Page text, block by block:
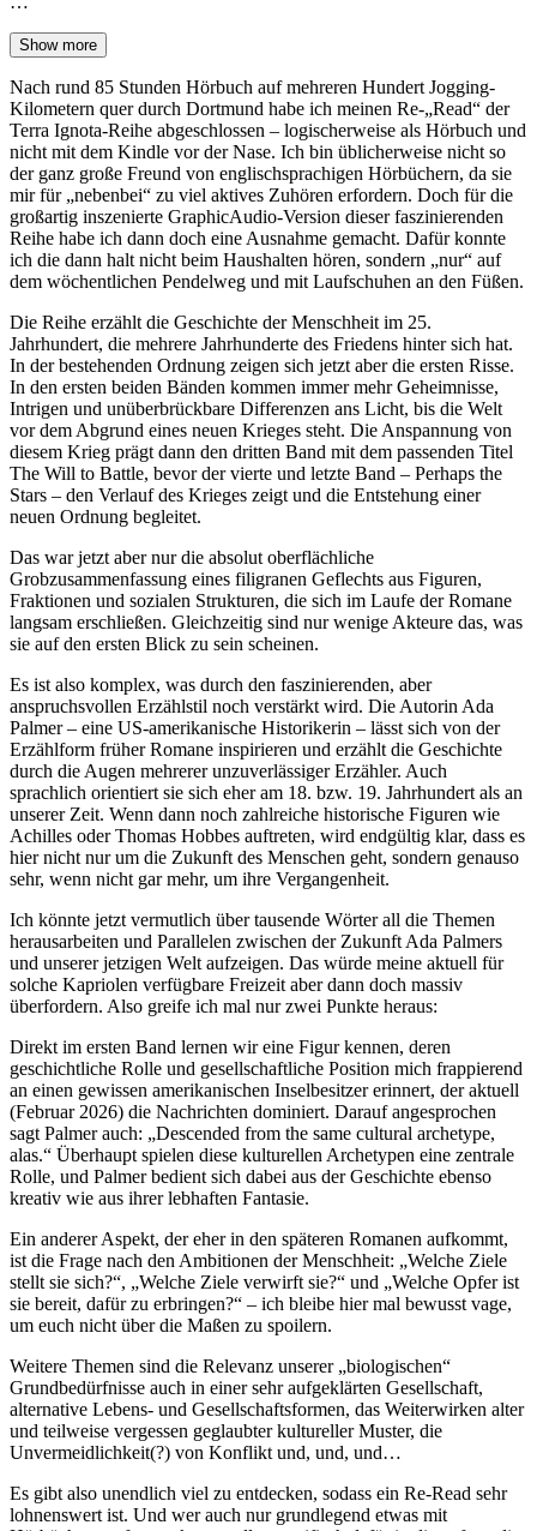
Show more
Nach rund 85 Stunden Hörbuch auf mehreren Hundert Jogging-
Kilometern quer durch Dortmund habe ich meinen Re-„Read“ der
Terra Ignota-Reihe abgeschlossen – logischerweise als Hörbuch und
nicht mit dem Kindle vor der Nase. Ich bin üblicherweise nicht so
der ganz große Freund von englischsprachigen Hörbüchern, da sie
mir für „nebenbei“ zu viel aktives Zuhören erfordern. Doch für die
großartig inszenierte GraphicAudio-Version dieser faszinierenden
Reihe habe ich dann doch eine Ausnahme gemacht. Dafür konnte
ich die dann halt nicht beim Haushalten hören, sondern „nur“ auf
dem wöchentlichen Pendelweg und mit Laufschuhen an den Füßen.
Die Reihe erzählt die Geschichte der Menschheit im 25.
Jahrhundert, die mehrere Jahrhunderte des Friedens hinter sich hat.
In der bestehenden Ordnung zeigen sich jetzt aber die ersten Risse.
In den ersten beiden Bänden kommen immer mehr Geheimnisse,
Intrigen und unüberbrückbare Differenzen ans Licht, bis die Welt
vor dem Abgrund eines neuen Krieges steht. Die Anspannung von
diesem Krieg prägt dann den dritten Band mit dem passenden Titel
The Will to Battle, bevor der vierte und letzte Band – Perhaps the
Stars – den Verlauf des Krieges zeigt und die Entstehung einer
neuen Ordnung begleitet.
Das war jetzt aber nur die absolut oberflächliche
Grobzusammenfassung eines filigranen Geflechts aus Figuren,
Fraktionen und sozialen Strukturen, die sich im Laufe der Romane
langsam erschließen. Gleichzeitig sind nur wenige Akteure das, was
sie auf den ersten Blick zu sein scheinen.
Es ist also komplex, was durch den faszinierenden, aber
anspruchsvollen Erzählstil noch verstärkt wird. Die Autorin Ada
Palmer – eine US-amerikanische Historikerin – lässt sich von der
Erzählform früher Romane inspirieren und erzählt die Geschichte
durch die Augen mehrerer unzuverlässiger Erzähler. Auch
sprachlich orientiert sie sich eher am 18. bzw. 19. Jahrhundert als an
unserer Zeit. Wenn dann noch zahlreiche historische Figuren wie
Achilles oder Thomas Hobbes auftreten, wird endgültig klar, dass es
hier nicht nur um die Zukunft des Menschen geht, sondern genauso
sehr, wenn nicht gar mehr, um ihre Vergangenheit.
Ich könnte jetzt vermutlich über tausende Wörter all die Themen
herausarbeiten und Parallelen zwischen der Zukunft Ada Palmers
und unserer jetzigen Welt aufzeigen. Das würde meine aktuell für
solche Kapriolen verfügbare Freizeit aber dann doch massiv
überfordern. Also greife ich mal nur zwei Punkte heraus:
Direkt im ersten Band lernen wir eine Figur kennen, deren
geschichtliche Rolle und gesellschaftliche Position mich frappierend
an einen gewissen amerikanischen Inselbesitzer erinnert, der aktuell
(Februar 2026) die Nachrichten dominiert. Darauf angesprochen
sagt Palmer auch: „Descended from the same cultural archetype,
alas.“ Überhaupt spielen diese kulturellen Archetypen eine zentrale
Rolle, und Palmer bedient sich dabei aus der Geschichte ebenso
kreativ wie aus ihrer lebhaften Fantasie.
Ein anderer Aspekt, der eher in den späteren Romanen aufkommt,
ist die Frage nach den Ambitionen der Menschheit: „Welche Ziele
stellt sie sich?“, „Welche Ziele verwirft sie?“ und „Welche Opfer ist
sie bereit, dafür zu erbringen?“ – ich bleibe hier mal bewusst vage,
um euch nicht über die Maßen zu spoilern.
Weitere Themen sind die Relevanz unserer „biologischen“
Grundbedürfnisse auch in einer sehr aufgeklärten Gesellschaft,
alternative Lebens- und Gesellschaftsformen, das Weiterwirken alter
und teilweise vergessen geglaubter kultureller Muster, die
Unvermeidlichkeit(?) von Konflikt und, und, und…
Es gibt also unendlich viel zu entdecken, sodass ein Re-Read sehr
lohnenswert ist. Und wer auch nur grundlegend etwas mit